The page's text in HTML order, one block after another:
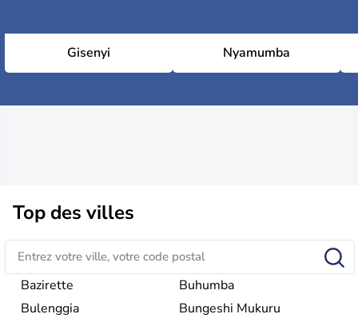
Gisenyi Nyamumba
Top des villes
Bazirette
Buhumba
Bulenggia
Bungeshi Mukuru